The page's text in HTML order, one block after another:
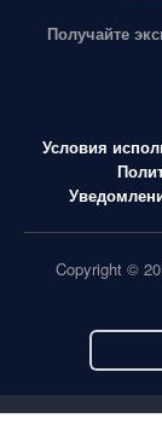
Получайте
Условия
Copyright ©